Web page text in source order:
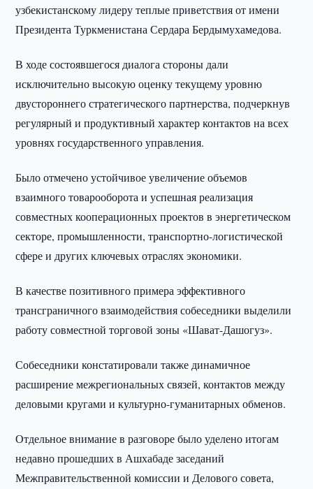
узбекистанскому лидеру теплые приветствия от имени
Президента Туркменистана Сердара Бердымухамедова.
В ходе состоявшегося диалога стороны дали
исключительно высокую оценку текущему уровню
двустороннего стратегического партнерства, подчеркнув
регулярный и продуктивный характер контактов на всех
уровнях государственного управления.
Было отмечено устойчивое увеличение объемов
взаимного товарооборота и успешная реализация
совместных кооперационных проектов в энергетическом
секторе, промышленности, транспортно-логистической
сфере и других ключевых отраслях экономики.
В качестве позитивного примера эффективного
трансграничного взаимодействия собеседники выделили
работу совместной торговой зоны «Шават-Дашогуз».
Собеседники констатировали также динамичное
расширение межрегиональных связей, контактов между
деловыми кругами и культурно-гуманитарных обменов.
Отдельное внимание в разговоре было уделено итогам
недавно прошедших в Ашхабаде заседаний
Межправительственной комиссии и Делового совета,